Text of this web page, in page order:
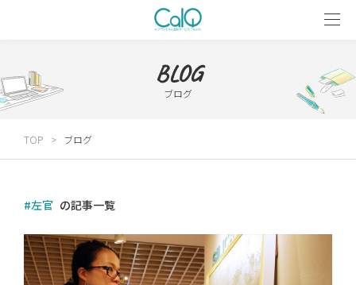
BLOG
ブログ
TOP ブログ
#左官 の記事一覧